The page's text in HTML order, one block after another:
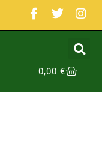
0,00 €